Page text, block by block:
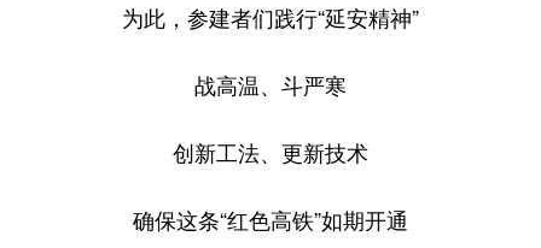
为此，参建者们践行“延安精神”
战高温、斗严寒
创新工法、更新技术
确保这条“红色高铁”如期开通